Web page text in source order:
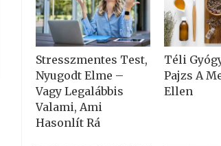
Stresszmentes Test,
Nyugodt Elme –
Vagy Legalábbis
Valami, Ami
Hasonlít Rá
Téli
Pajzs A
Ellen